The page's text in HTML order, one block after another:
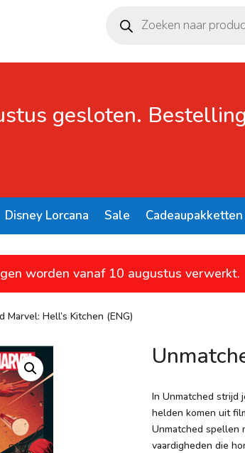
zoeken
gesloten.
Disney Lorcana Sale Cadeaupakketten
worden vanaf 10 augustus verwerkt.
Marvel: Hell’s Kitchen (ENG)
In Unmatched strijd
helden komen uit
Unmatched spellen
vaardigheden die